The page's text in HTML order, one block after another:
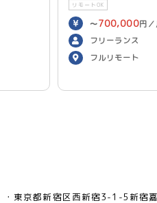
リモートOK
〜700,000円／
フリーランス
フルリモート
東京都新宿区西新宿3-1-5新宿